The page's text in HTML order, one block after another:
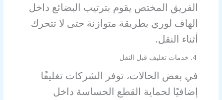
الفريق المختص يقوم بترتيب البضائع داخل
الهاف لوري بطريقة متوازنة حتى لا تتحرك
أثناء النقل.
4. خدمات تغليف قبل النقل
في بعض الحالات، توفر الشركات تغليفًا
إضافيًا لحماية القطع الحساسة داخل